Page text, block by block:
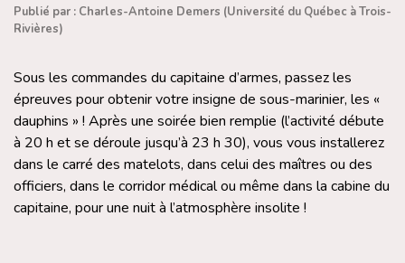
Publié par : Charles-Antoine Demers (Université du Québec à Trois-
Rivières)
Sous les commandes du capitaine d’armes, passez les
épreuves pour obtenir votre insigne de sous-marinier, les «
dauphins » ! Après une soirée bien remplie (l’activité débute
à 20 h et se déroule jusqu’à 23 h 30), vous vous installerez
dans le carré des matelots, dans celui des maîtres ou des
officiers, dans le corridor médical ou même dans la cabine du
capitaine, pour une nuit à l’atmosphère insolite !